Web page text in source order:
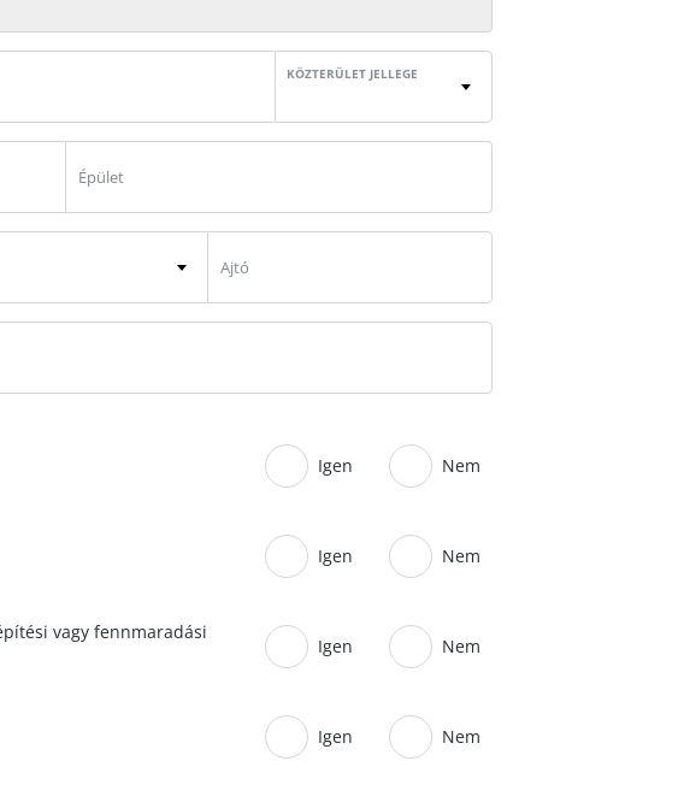
KÖZTERÜLET JELLEGE
Igen Nem
Igen Nem
vagy fennmaradási
Igen Nem
Igen Nem